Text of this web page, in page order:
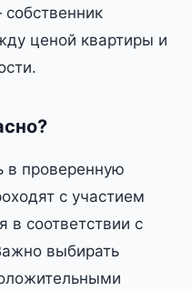
ценой квартиры и
в проверенную
с участием
в соответствии с
выбирать